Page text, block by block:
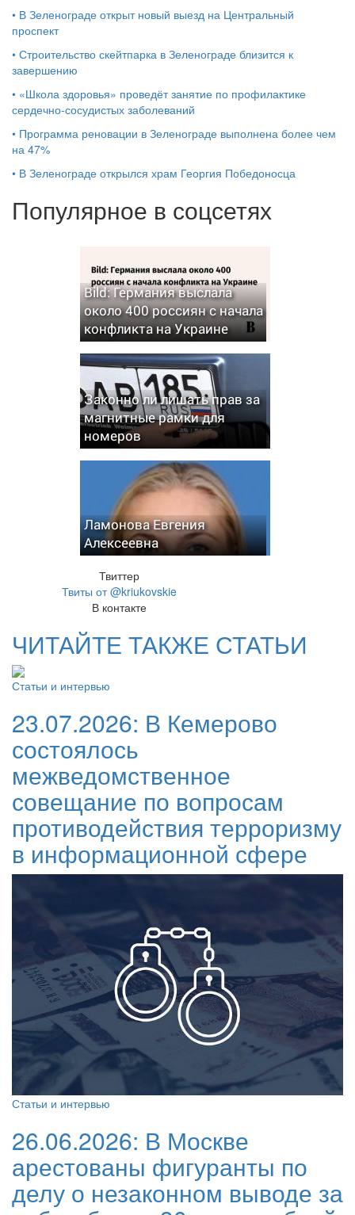
• В Зеленограде открыт новый выезд на Центральный
проспект
• Строительство скейтпарка в Зеленограде близится к
завершению
• «Школа здоровья» проведёт занятие по профилактике
сердечно-сосудистых заболеваний
• Программа реновации в Зеленограде выполнена более чем
на 47%
• В Зеленограде открылся храм Георгия Победоносца
Популярное в соцсетях
Bild: Германия выслала
около 400 россиян с начала
конфликта на Украине
Законно ли лишать прав за
магнитные рамки для
номеров
Ламонова Евгения
Алексеевна
Твиттер
Твиты от @kriukovskie
В контакте
ЧИТАЙТЕ ТАКЖЕ СТАТЬИ
Статьи и интервью
23.07.2026: В Кемерово
состоялось
межведомственное
совещание по вопросам
противодействия терроризму
в информационной сфере
Статьи и интервью
26.06.2026: В Москве
арестованы фигуранты по
делу о незаконном выводе за